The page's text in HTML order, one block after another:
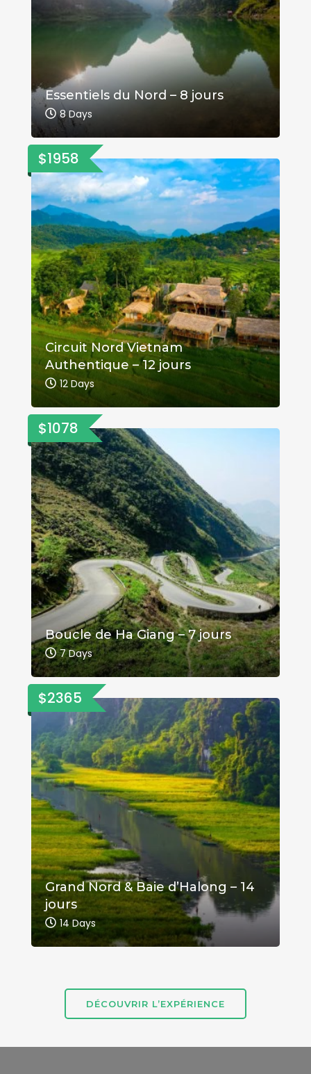
Essentiels du Nord – 8 jours
8 Days
$1958
Circuit Nord Vietnam
Authentique – 12 jours
12 Days
$1078
Boucle de Ha Giang – 7 jours
7 Days
$2365
Grand Nord & Baie d’Halong – 14
jours
14 Days
DÉCOUVRIR L’EXPÉRIENCE